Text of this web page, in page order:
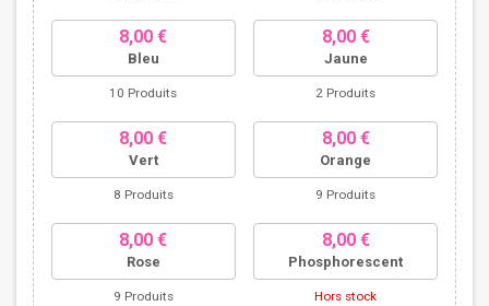
8,00 €
Bleu
10 Produits
8,00 €
Jaune
2 Produits
8,00 €
Vert
8 Produits
8,00 €
Orange
9 Produits
8,00 €
Rose
9 Produits
8,00 €
Phosphorescent
Hors stock